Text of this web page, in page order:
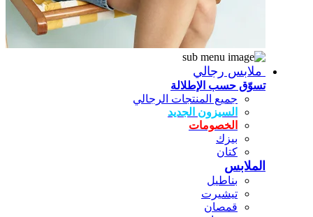
ملابس رجالي
تسوّق حسب الإطلالة
جميع المنتجات الرجالي
السيزون الجديد
الخصومات
بيزك
كتان
الملابس
بناطيل
تيشيرت
قمصان